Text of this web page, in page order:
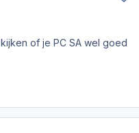
kijken of je PC SA wel goed